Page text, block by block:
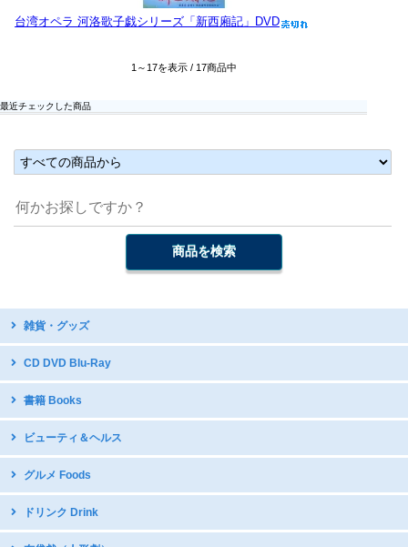
台湾オペラ 河洛歌子戯シリーズ「新西廂記」DVD
1～17を表示 / 17商品中
最近チェックした商品
雑貨・グッズ
台湾デザイン
開運グッズ
台湾のお守り
テーブルウェア・調理器具
国立故宮博物館公式グッズ
icash2.0 / iPASS
CD DVD Blu-Ray
台湾原住民語CD・DVD
台湾ディスカバリー
台湾オペラDVD
現代舞踊DVD
日本アニメDVDで中国語学習
子供向け音楽CD
書籍 Books
中国語教材・辞書
写真集
グラビア・写真集
五術・風水学関連書籍
台湾の漫画・イラスト集
ビューティ＆ヘルス
グルメ Foods
中華菓子
台湾産ドライフルーツ
ドリンク Drink